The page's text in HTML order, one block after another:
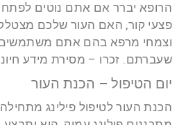
הרופא יברר אם אתם נוטים
פצעי קור, האם העור שלכם
וצמחי מרפא בהם אתם משתמשים
שעברתם. זכרו – מסירת מידע
יום הטיפול – הכנת העור
הכנת העור לטיפול פילינג